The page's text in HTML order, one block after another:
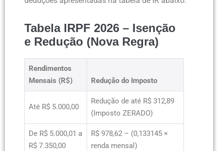
Tabela IRPF 2026 – Isenção
e Redução (Nova Regra)
Rendimentos
Mensais (R$)
Redução do Imposto
Até R$ 5.000,00
Redução de até R$ 312,89
(Imposto ZERADO)
De R$ 5.000,01 a
R$ 7.350,00
R$ 978,62 – (0,133145 ×
renda mensal)